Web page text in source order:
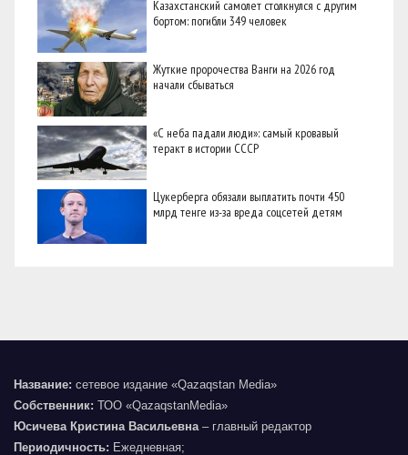
Казахстанский самолет столкнулся с другим
бортом: погибли 349 человек
Жуткие пророчества Ванги на 2026 год
начали сбываться
«С неба падали люди»: самый кровавый
теракт в истории СССР
Цукерберга обязали выплатить почти 450
млрд тенге из-за вреда соцсетей детям
Название: сетевое издание «Qazaqstan Media»
Собственник: ТОО «QazaqstanMedia»
Юсичева Кристина Васильевна – главный редактор
Периодичность: Ежедневная;